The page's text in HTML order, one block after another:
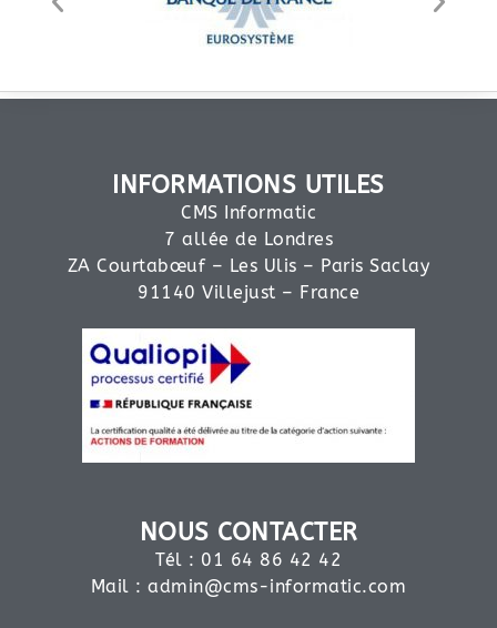
INFORMATIONS UTILES
CMS Informatic
7 allée de Londres
ZA Courtabœuf – Les Ulis – Paris Saclay
91140 Villejust – France
NOUS CONTACTER
Tél : 01 64 86 42 42
Mail :admin@cms-informatic.com